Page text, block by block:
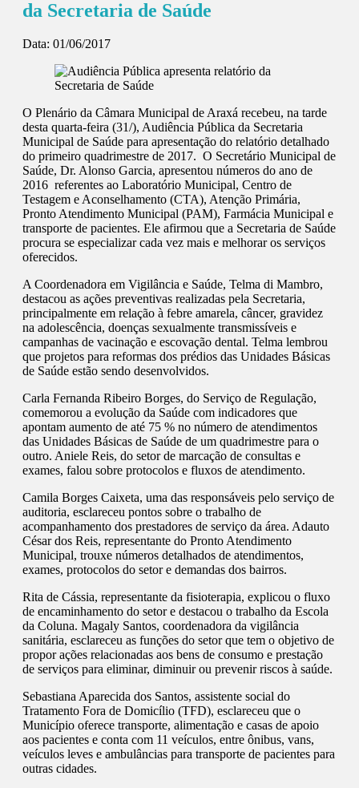
da Secretaria de Saúde
Data: 01/06/2017
O Plenário da Câmara Municipal de Araxá recebeu, na tarde
desta quarta-feira (31/), Audiência Pública da Secretaria
Municipal de Saúde para apresentação do relatório detalhado
do primeiro quadrimestre de 2017. O Secretário Municipal de
Saúde, Dr. Alonso Garcia, apresentou números do ano de
2016 referentes ao Laboratório Municipal, Centro de
Testagem e Aconselhamento (CTA), Atenção Primária,
Pronto Atendimento Municipal (PAM), Farmácia Municipal e
transporte de pacientes. Ele afirmou que a Secretaria de Saúde
procura se especializar cada vez mais e melhorar os serviços
oferecidos.
A Coordenadora em Vigilância e Saúde, Telma di Mambro,
destacou as ações preventivas realizadas pela Secretaria,
principalmente em relação à febre amarela, câncer, gravidez
na adolescência, doenças sexualmente transmissíveis e
campanhas de vacinação e escovação dental. Telma lembrou
que projetos para reformas dos prédios das Unidades Básicas
de Saúde estão sendo desenvolvidos.
Carla Fernanda Ribeiro Borges, do Serviço de Regulação,
comemorou a evolução da Saúde com indicadores que
apontam aumento de até 75 % no número de atendimentos
das Unidades Básicas de Saúde de um quadrimestre para o
outro. Aniele Reis, do setor de marcação de consultas e
exames, falou sobre protocolos e fluxos de atendimento.
Camila Borges Caixeta, uma das responsáveis pelo serviço de
auditoria, esclareceu pontos sobre o trabalho de
acompanhamento dos prestadores de serviço da área. Adauto
César dos Reis, representante do Pronto Atendimento
Municipal, trouxe números detalhados de atendimentos,
exames, protocolos do setor e demandas dos bairros.
Rita de Cássia, representante da fisioterapia, explicou o fluxo
de encaminhamento do setor e destacou o trabalho da Escola
da Coluna. Magaly Santos, coordenadora da vigilância
sanitária, esclareceu as funções do setor que tem o objetivo de
propor ações relacionadas aos bens de consumo e prestação
de serviços para eliminar, diminuir ou prevenir riscos à saúde.
Sebastiana Aparecida dos Santos, assistente social do
Tratamento Fora de Domicílio (TFD), esclareceu que o
Município oferece transporte, alimentação e casas de apoio
aos pacientes e conta com 11 veículos, entre ônibus, vans,
veículos leves e ambulâncias para transporte de pacientes para
outras cidades.